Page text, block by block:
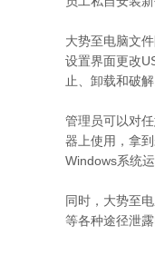
大势至电脑文
设置界面更改
止、卸载和破解
管理员可以对
器上使用，拿
Windows系统运
同时，大势至
等各种途径泄